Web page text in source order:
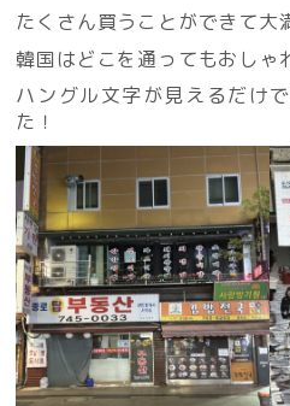
たくさん買うことができて大
韓国はどこを通ってもおし
ハングル文字が見えるだけ
た！